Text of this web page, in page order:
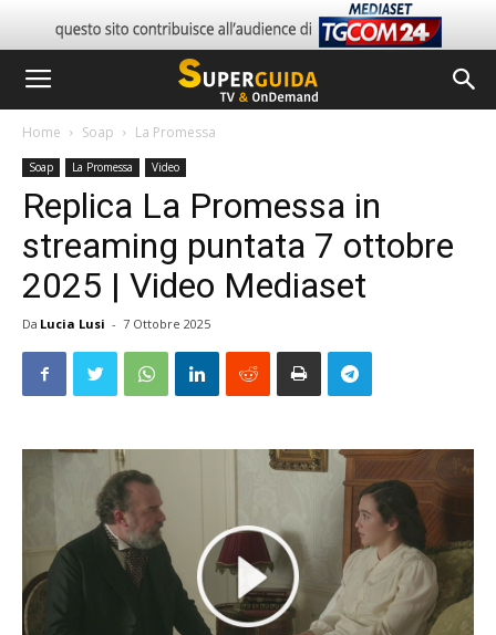
Home Soap La Promessa
Soap La Promessa Video
Replica La Promessa in
streaming puntata 7 ottobre
2025 | Video Mediaset
Da Lucia Lusi - 7 Ottobre 2025